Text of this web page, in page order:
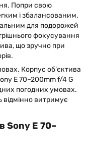
Попри свою
і збалансованим.
для подорожей
фокусування
що зручно при
Корпус об’єктива
E 70–200mm f/4 G
погодних умовах.
відмінно витримує
Sony E 70–